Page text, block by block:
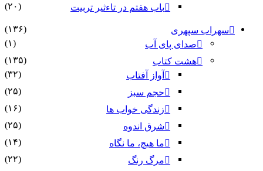
باب هفتم در تاءثیر تربیت
(۲۰)
سهراب سپهری
(۱۳۶)
صدای پای آب
(۱)
هشت کتاب
(۱۳۵)
آواز آفتاب
(۳۲)
حجم سبز
(۲۵)
زندگی خواب ها
(۱۶)
شرق اندوه
(۲۵)
ما هیچ، ما نگاه
(۱۴)
مرگ رنگ
(۲۲)